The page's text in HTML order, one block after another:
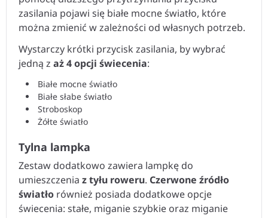
zasilania pojawi się białe mocne światło, które
można zmienić w zależności od własnych potrzeb.
Wystarczy krótki przycisk zasilania, by wybrać
jedną z aż 4 opcji świecenia:
Białe mocne światło
Białe słabe światło
Stroboskop
Żółte światło
Tylna lampka
Zestaw dodatkowo zawiera lampkę do
umieszczenia z tyłu roweru. Czerwone źródło
światło również posiada dodatkowe opcje
świecenia: stałe, miganie szybkie oraz miganie